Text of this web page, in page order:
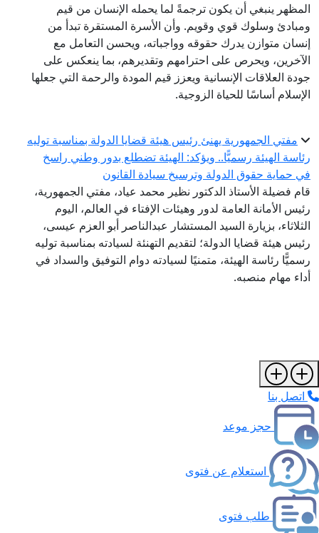
المظهر ينبغي أن يكون ترجمةً لما يحمله الإنسان من قيم
ومبادئ وسلوك قوي وقويم. وأن الأسرة المستقرة تبدأ من
إنسان متوازن يدرك حقوقه وواجباته، ويحسن التعامل مع
الآخرين، ويحرص على احترامهم وتقديرهم، بما ينعكس على
جودة العلاقات الإنسانية ويعزز قيم المودة والرحمة التي جعلها
الإسلام أساسًا للحياة الزوجية.
مفتي الجمهورية يهنئ رئيس هيئة قضايا الدولة بمناسبة توليه
رئاسة الهيئة رسميًّا.. ويؤكد: الهيئة تضطلع بدور وطني راسخ
في حماية حقوق الدولة وترسيخ سيادة القانون
قام فضيلة الأستاذ الدكتور نظير محمد عياد، مفتي الجمهورية،
رئيس الأمانة العامة لدور وهيئات الإفتاء في العالم، اليوم
الثلاثاء، بزيارة السيد المستشار عبدالناصر أبو العزم عيسى،
رئيس هيئة قضايا الدولة؛ لتقديم التهنئة لسيادته بمناسبة توليه
رسميًّا رئاسة الهيئة، متمنيًا لسيادته دوام التوفيق والسداد في
أداء مهام منصبه.
اتصل بنا
حجز موعد
استعلام عن فتوى
طلب فتوى